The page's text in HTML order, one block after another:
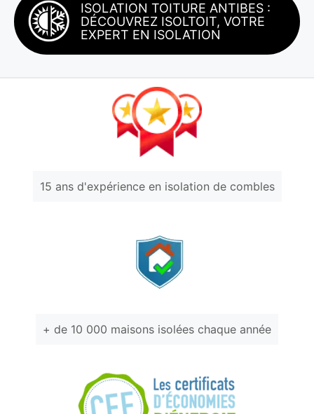
ISOLATION TOITURE ANTIBES :
DÉCOUVREZ ISOLTOIT, VOTRE
EXPERT EN ISOLATION
15 ans d'expérience en isolation de combles
+ de 10 000 maisons isolées chaque année